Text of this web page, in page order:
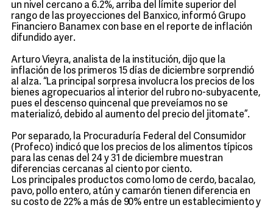
un nivel cercano a 6.2%, arriba del límite superior del
rango de las proyecciones del Banxico, informó Grupo
Financiero Banamex con base en el reporte de inflación
difundido ayer.
Arturo Vieyra, analista de la institución, dijo que la
inflación de los primeros 15 días de diciembre sorprendió
al alza. “La principal sorpresa involucra los precios de los
bienes agropecuarios al interior del rubro no-subyacente,
pues el descenso quincenal que preveíamos no se
materializó, debido al aumento del precio del jitomate”.
Por separado, la Procuraduría Federal del Consumidor
(Profeco) indicó que los precios de los alimentos típicos
para las cenas del 24 y 31 de diciembre muestran
diferencias cercanas al ciento por ciento.
Los principales productos como lomo de cerdo, bacalao,
pavo, pollo entero, atún y camarón tienen diferencia en
su costo de 22% a más de 90% entre un establecimiento y